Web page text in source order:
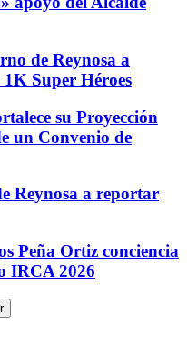
de Reynosa a
Super Héroes
su Proyección
un Convenio de
Reynosa a reportar
Peña Ortiz conciencia
IRCA 2026